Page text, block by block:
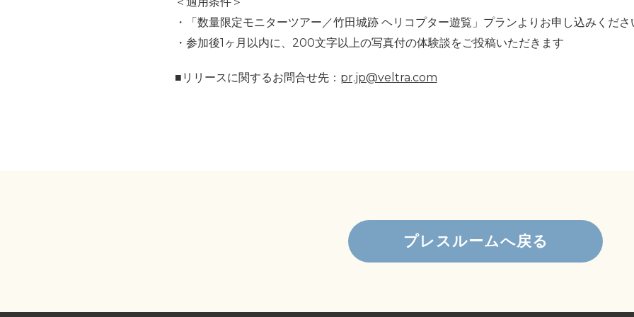
・「数量限定モニターツアー／竹田城跡 ヘリコプター遊覧」プランよりお申し込みくださ
・参加後1ヶ月以内に、200文字以上の写真付の体験談をご投稿いただきます
■リリースに関するお問合せ先： pr.jp@veltra.com
プレスルームへ戻る